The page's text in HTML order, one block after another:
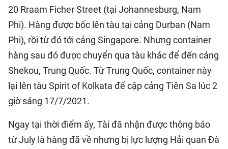
20 Rraam Ficher Street (tại Johannesburg, Nam
Phi). Hàng được bốc lên tàu tại cảng Durban (Nam
Phi), rồi từ đó tới cảng Singapore. Nhưng container
hàng sau đó được chuyển qua tàu khác để đến cảng
Shekou, Trung Quốc. Từ Trung Quốc, container này
lại lên tàu Spirit of Kolkata để cập cảng Tiên Sa lúc 2
giờ sáng 17/7/2021.
Ngay tại thời điểm ấy, Tài đã nhận được thông báo
từ July là hàng đã về nhưng bị lực lượng Hải quan Đà